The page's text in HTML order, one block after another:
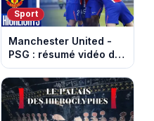
Sport
Manchester United -
PSG : résumé vidéo du
match amical du 8 août
2026